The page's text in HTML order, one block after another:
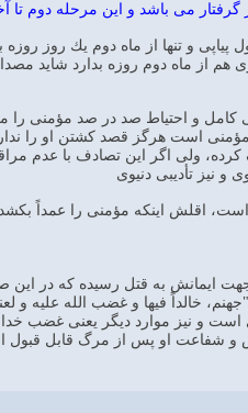
مى باشد و اين مرحله دوم تا
و تنها از ماه دوم يك روز روزه
هم از ماه دوم روزه بدارد شايد
كامل و احتياط صد در صد مؤمنى را
است هرگز قصد كشتن او را ندارد
ولى اگر اين تصادف با عدم
نيز تأديبى دنيوى
اقلش اينكه مؤمنى را عمداً
ايمانش به قتل رسيده كه در
خالداً فيها و غضب الله عليه و
و نيز موارد ديگر يعنى غضب
و شفاعت او پس از مرگ قابل